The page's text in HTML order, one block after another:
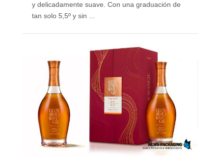
y delicadamente suave. Con una graduación de
tan solo 5,5º y sin ...